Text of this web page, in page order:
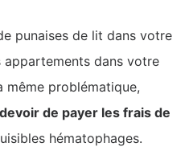
punaises de lit dans votre
dans votre
problématique,
de payer les frais de
hématophages.